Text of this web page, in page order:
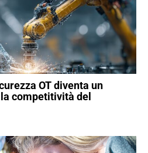
OT diventa un
competitività del